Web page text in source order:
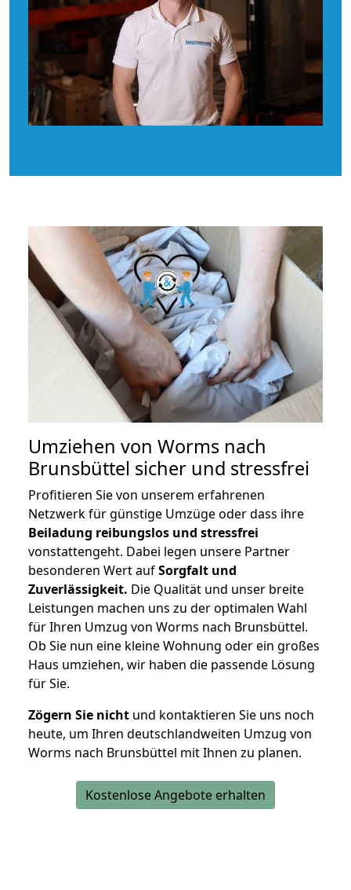
Umziehen von Worms nach
Brunsbüttel sicher und stressfrei
Profitieren Sie von unserem erfahrenen
Netzwerk für günstige Umzüge oder dass ihre
Beiladung reibungslos und stressfrei
vonstattengeht. Dabei legen unsere Partner
besonderen Wert aufSorgfalt und
Zuverlässigkeit. Die Qualität und unser breite
Leistungen machen uns zu der optimalen Wahl
für Ihren Umzug von Worms nach Brunsbüttel.
Ob Sie nun eine kleine Wohnung oder ein großes
Haus umziehen, wir haben die passende Lösung
für Sie.
Zögern Sie nicht und kontaktieren Sie uns noch
heute, um Ihren deutschlandweiten Umzug von
Worms nach Brunsbüttel mit Ihnen zu planen.
Kostenlose Angebote erhalten